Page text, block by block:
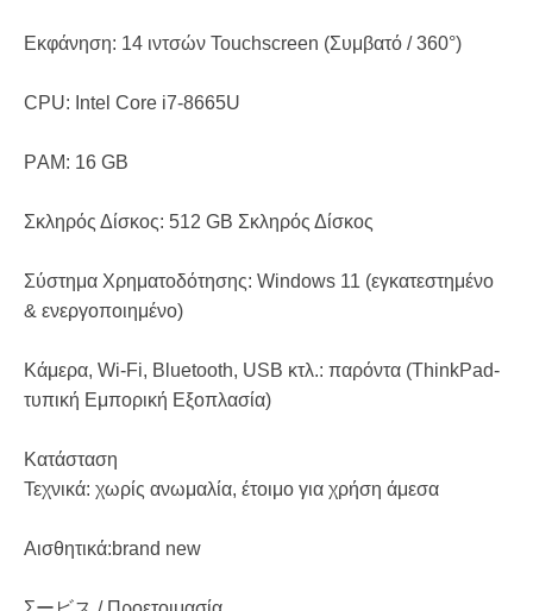
Εκφάνηση: 14 ιντσών Touchscreen (Συμβατό / 360°)
CPU: Intel Core i7-8665U
ΡAM: 16 GB
Σκληρός Δίσκος: 512 GB Σκληρός Δίσκος
Σύστημα Χρηματοδότησης: Windows 11 (εγκατεστημένο
& ενεργοποιημένο)
Κάμερα, Wi-Fi, Bluetooth, USB κτλ.: παρόντα (ThinkPad-
τυπική Εμπορική Εξοπλασία)
Κατάσταση
Τεχνικά: χωρίς ανωμαλία, έτοιμο για χρήση άμεσα
Αισθητικά:brand new